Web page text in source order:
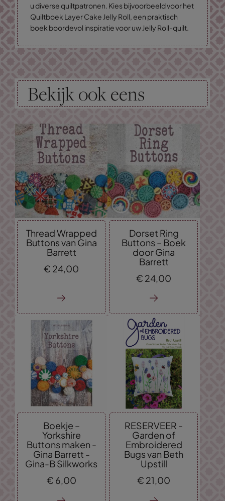
u diverse quiltpatronen. Kies bijvoorbeeld voor het
Quiltboek Layer Cake Jelly Roll, een praktisch
boek boordevol inspiratie voor uw Jelly Roll-quilt.
Bekijk ook eens
Thread Wrapped
Buttons van Gina
Barrett
€ 24,00
Dorset Ring
Buttons – Boek
door Gina
Barrett
€ 24,00
Boekje –
Yorkshire
Buttons maken -
Gina Barrett -
Gina-B Silkworks
€ 6,00
RESERVEER -
Garden of
Embroidered
Bugs van Beth
Upstill
€ 21,00